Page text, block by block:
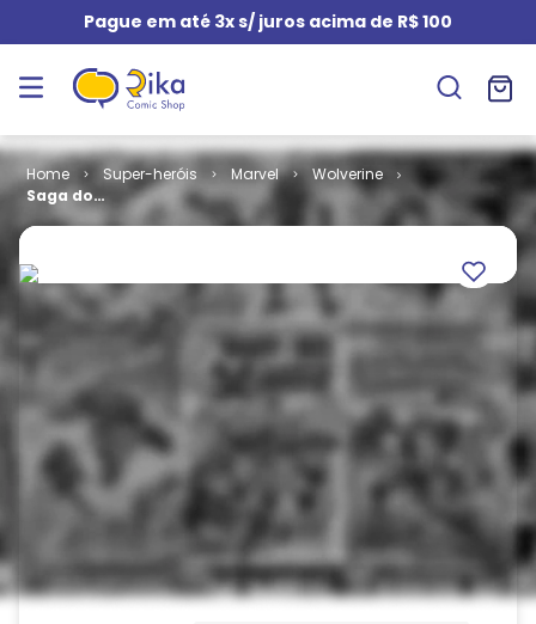
Pague em até 3x s/ juros acima de R$ 100
Super-heróis Marvel
Wolverine
Saga do
Wolverine #